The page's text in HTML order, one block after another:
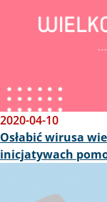
2020-04-10
Osłabić wirusa
inicjatywach